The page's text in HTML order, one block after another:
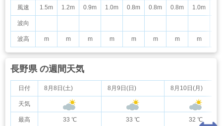
風速
波向
波高
1.5m 1.2m 0.9m 1.0m 0.8m 0.8m 0.8m 1.0m
m m m m m m m m
長野県 の週間天気
日付
天気
最高
8月8日(土) 8月9日(日) 8月10日(月)
33 ℃ 33 ℃ 32 ℃